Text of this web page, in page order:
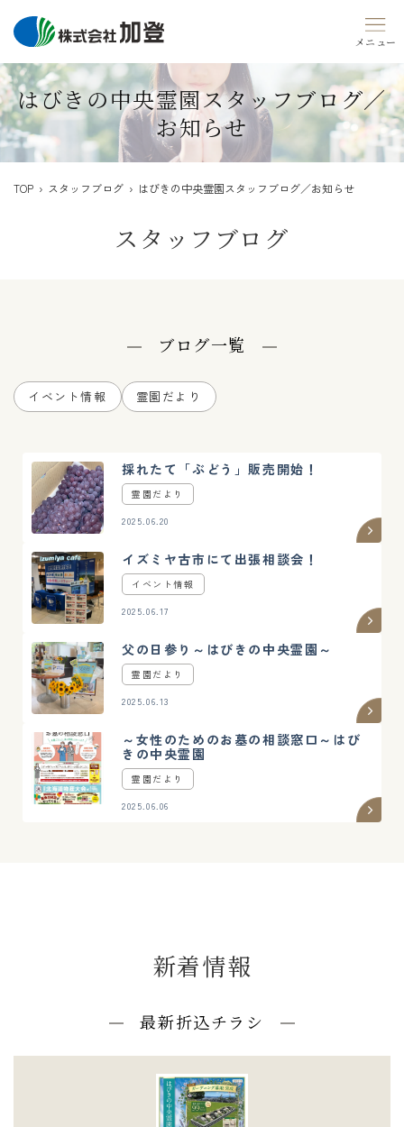
to
はびきの中央霊園スタッフブログ／
お知らせ
TOP › スタッフブログ › はびきの中央霊園スタッフブログ／お知らせ
スタッフブログ
ブログ一覧
イベント情報 霊園だより
採れたて「ぶどう」販売開始！
霊園だより
2025.06.20
イズミヤ古市にて出張相談会！
イベント情報
2025.06.17
父の日参り～はびきの中央霊園～
霊園だより
2025.06.13
～女性のためのお墓の相談窓口～はび
きの中央霊園
霊園だより
2025.06.06
新着情報
最新折込チラシ